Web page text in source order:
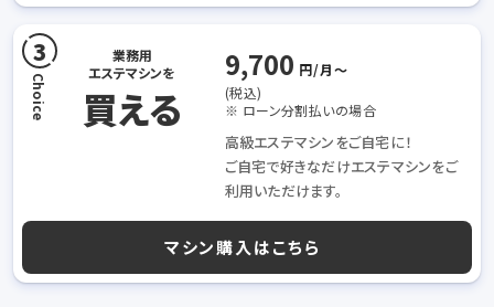
業務用
エステマシンを
買える
9,700 円/月〜
(税込)
※ ローン分割払いの場合
高級エステマシンをご自宅に！
ご自宅で好きなだけエステマシンをご
利用いただけます。
マシン購入はこちら